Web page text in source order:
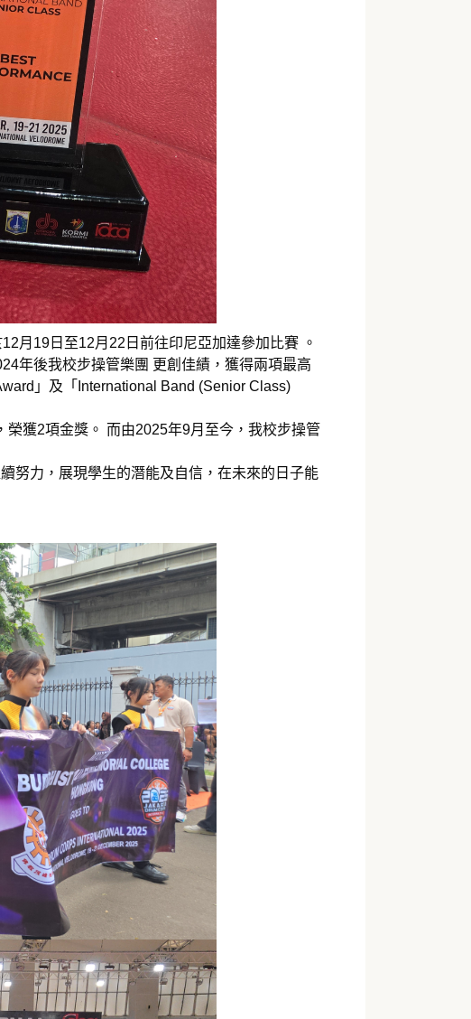
月19日至12月22日前往印尼亞加達參加比賽 。
年後我校步操管樂團 更創佳績，獲得兩項最高
」及「International Band (Senior Class)
獲2項金獎。 而由2025年9月至今，我校步操管
努力，展現學生的潛能及自信，在未來的日子能